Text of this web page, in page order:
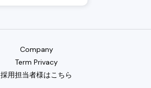
Company
Term Privacy
採用担当者様はこちら